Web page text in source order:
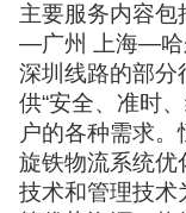
主要服务内容包
—广州 上海—哈
深圳线路的部分
供“安全、准时
户的各种需求。
旋铁物流系统优
技术和管理技术